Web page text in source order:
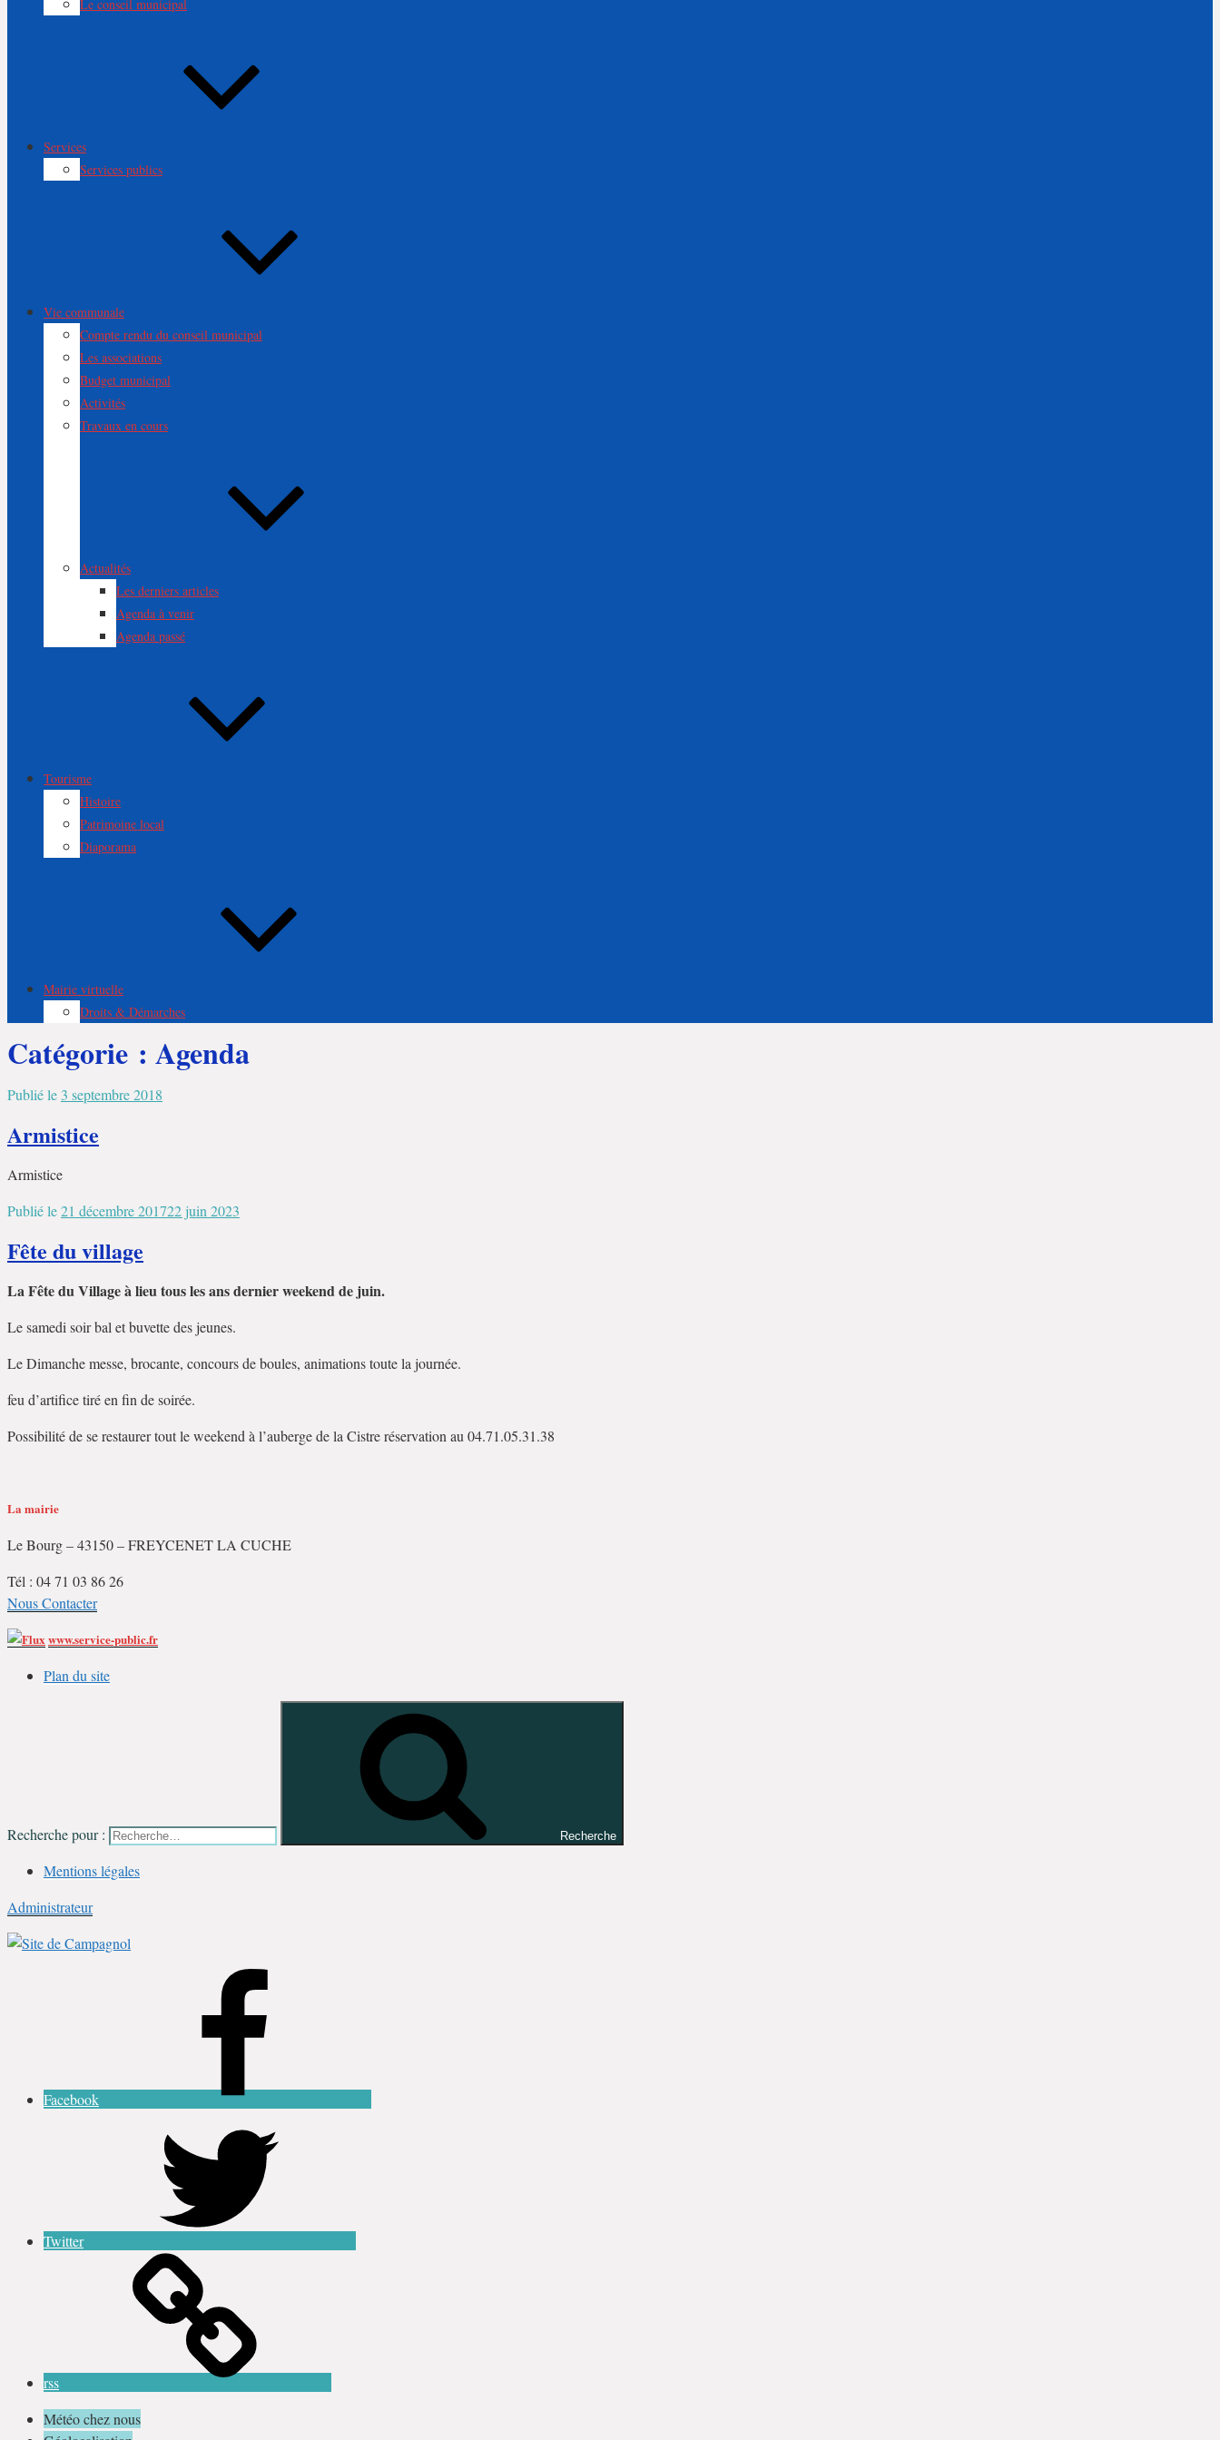
Le conseil municipal
Services
Services publics
Vie communale
Compte rendu du conseil municipal
Les associations
Budget municipal
Activités
Travaux en cours
Actualités
Les derniers articles
Agenda à venir
Agenda passé
Tourisme
Histoire
Patrimoine local
Diaporama
Mairie virtuelle
Droits & Démarches
Catégorie : Agenda
Publié le 3 septembre 2018
Armistice
Armistice
Publié le21 décembre 201722 juin 2023
Fête du village
La Fête du Village à lieu tous les ans dernier weekend de juin.
Le samedi soir bal et buvette des jeunes.
Le Dimanche messe, brocante, concours de boules, animations toute la journée.
feu d’artifice tiré en fin de soirée.
Possibilité de se restaurer tout le weekend à l’auberge de la Cistre réservation au 04.71.05.31.38
La mairie
Le Bourg – 43150 – FREYCENET LA CUCHE
Tél : 04 71 03 86 26
Nous Contacter
www.service-public.fr
Plan du site
Recherche pour : Recherche
Mentions légales
Administrateur
Facebook
Twitter
rss
Météo chez nous